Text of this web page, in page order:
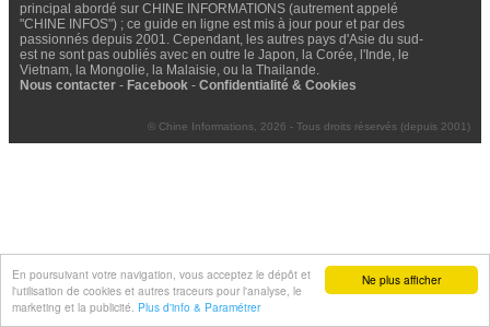
Ne plus afficher
En poursuivant votre navigation, vous acceptez le dépôt et
l'utilisation de cookies et autres traceurs pour l'analyse, le
marketing et la publicité. Plus d'info & Paramétrer
principal abordé sur CHINE INFORMATIONS (autrement appelé
"CHINE INFOS") ; ce guide en ligne est mis à jour pour et par des
passionnés depuis 2001. Cependant, les autres pays d'Asie du sud-
est ne sont pas oubliés avec en outre le Japon, la Corée, l'Inde, le
Vietnam, la Mongolie, la Malaisie, ou la Thailande.
Nous contacter - Facebook - Confidentialité & Cookies
© Chine Informations, 2026 - Tous droits réservés (depuis 2001)